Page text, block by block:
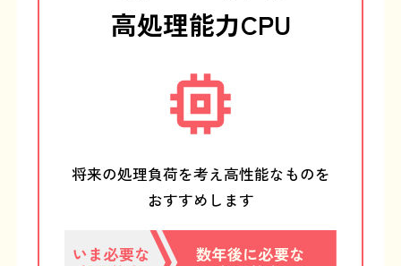
高処理能力CPU
将来の処理負荷を考え高性能なものを
おすすめします